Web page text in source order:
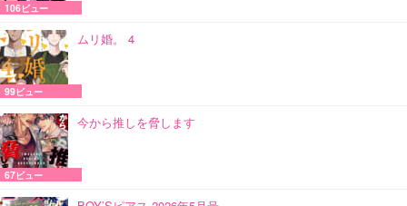
106ビュー
ムリ婚。 4
99ビュー
今から推しを脅します
67ビュー